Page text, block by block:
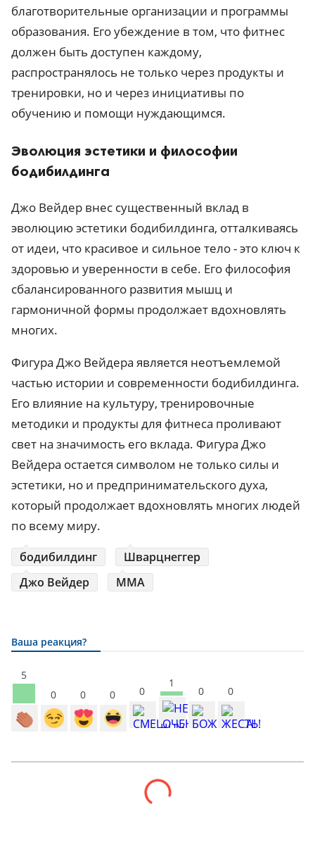
благотворительные организации и программы
образования. Его убеждение в том, что фитнес
должен быть доступен каждому,
распространялось не только через продукты и
тренировки, но и через инициативы по
обучению и помощи нуждающимся.
Эволюция эстетики и философии
бодибилдинга
Джо Вейдер внес существенный вклад в
эволюцию эстетики бодибилдинга, отталкиваясь
от идеи, что красивое и сильное тело - это ключ к
здоровью и уверенности в себе. Его философия
сбалансированного развития мышц и
гармоничной формы продолжает вдохновлять
многих.
Фигура Джо Вейдера является неотъемлемой
частью истории и современности бодибилдинга.
Его влияние на культуру, тренировочные
методики и продукты для фитнеса проливают
свет на значимость его вклада. Фигура Джо
Вейдера остается символом не только силы и
эстетики, но и предпринимательского духа,
который продолжает вдохновлять многих людей
по всему миру.
бодибилдинг
Шварцнеггер
Джо Вейдер
ММА
Ваша реакция?
5
0
0 0 0
1
0 0